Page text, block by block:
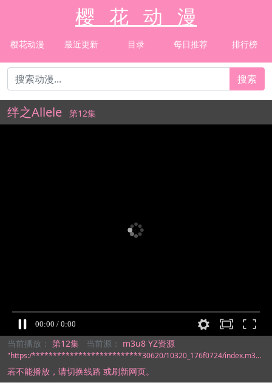
樱 花 动 漫
樱花动漫 最近更新 目录 每日推荐 排行榜
搜索
绊之Allele 第12集
当前播放： 第12集 当前源： m3u8 YZ资源
"https:/**************************30620/10320_176f0724/index.m3u8"
若不能播放， 请切换线路 或刷新网页。